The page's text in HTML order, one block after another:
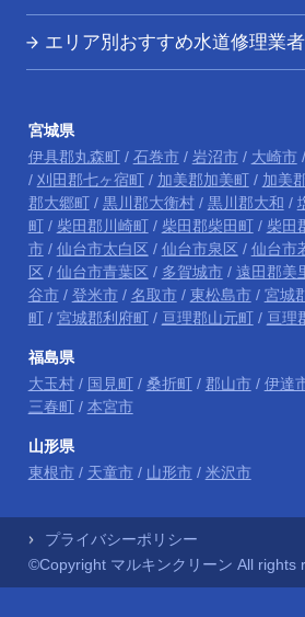
エリア別おすすめ水道修理業者
宮城県
伊具郡丸森町/ 石巻市/ 岩沼市/ 大崎市/
/ 刈田郡七ヶ宿町/ 加美郡加美町/ 加美
郡大郷町/ 黒川郡大衡村/ 黒川郡大和 /
町/ 柴田郡川崎町/ 柴田郡柴田町/ 柴田
市/ 仙台市太白区 / 仙台市泉区 / 仙台市
区 / 仙台市青葉区 / 多賀城市/ 遠田郡美
谷市/ 登米市/ 名取市/ 東松島市/ 宮城
町/ 宮城郡利府町/ 亘理郡山元町/ 亘理
福島県
大玉村/ 国見町/ 桑折町/ 郡山市/ 伊達
三春町/ 本宮市
山形県
東根市/ 天童市/ 山形市/ 米沢市
プライバシーポリシー
©Copyright マルキンクリーン All rights